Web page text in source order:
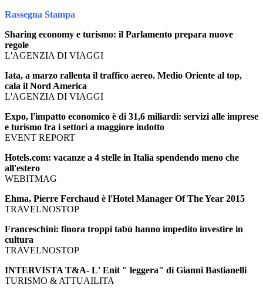
Rassegna Stampa
Sharing economy e turismo: il Parlamento prepara nuove
regole
L'AGENZIA DI VIAGGI
Iata, a marzo rallenta il traffico aereo. Medio Oriente al top,
cala il Nord America
L'AGENZIA DI VIAGGI
Expo, l'impatto economico è di 31,6 miliardi: servizi alle imprese
e turismo fra i settori a maggiore indotto
EVENT REPORT
Hotels.com: vacanze a 4 stelle in Italia spendendo meno che
all'estero
WEBITMAG
Ehma, Pierre Ferchaud è l'Hotel Manager Of The Year 2015
TRAVELNOSTOP
Franceschini: finora troppi tabù hanno impedito investire in
cultura
TRAVELNOSTOP
INTERVISTA T&A- L' Enit " leggera" di Gianni Bastianelli
TURISMO & ATTUAILITA